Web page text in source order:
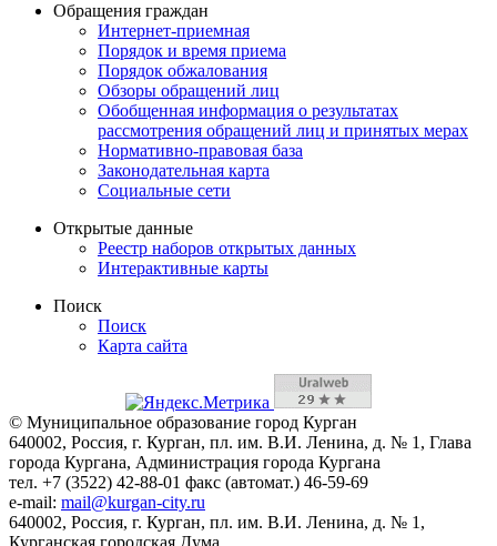
Обращения граждан
Интернет-приемная
Порядок и время приема
Порядок обжалования
Обзоры обращений лиц
Обобщенная информация о результатах
рассмотрения обращений лиц и принятых мерах
Нормативно-правовая база
Законодательная карта
Социальные сети
Открытые данные
Реестр наборов открытых данных
Интерактивные карты
Поиск
Поиск
Карта сайта
© Муниципальное образование город Курган
640002, Россия, г. Курган, пл. им. В.И. Ленина, д. № 1, Глава
города Кургана, Администрация города Кургана
тел. +7 (3522) 42-88-01 факс (автомат.) 46-59-69
e-mail: mail@kurgan-city.ru
640002, Россия, г. Курган, пл. им. В.И. Ленина, д. № 1,